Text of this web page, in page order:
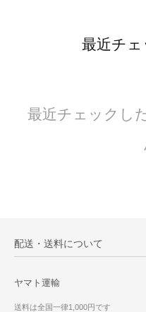
最近チ
最近チェックし
配送・送料について
ヤマト運輸
送料は全国一律1,000円です